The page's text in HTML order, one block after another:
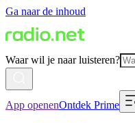
Ga naar de inhoud
Waar wil je naar luisteren?
App openenOntdek Prime